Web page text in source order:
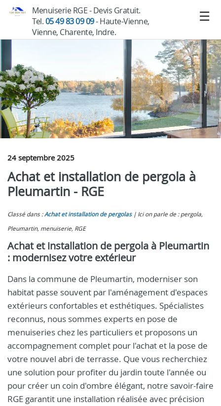
Menuiserie RGE - Devis Gratuit.
Tel.05 49 83 09 09- Haute-Vienne,
Vienne, Charente, Indre.
24 septembre 2025
Achat et installation de pergola à
Pleumartin - RGE
Classé dans :Achat et installation de pergolas
Ici on parle de : pergola,
Pleumartin, menuiserie, RGE
Achat et installation de pergola à Pleumartin
: modernisez votre extérieur
Dans la commune de Pleumartin, moderniser son
habitat passe souvent par l'aménagement d'espaces
extérieurs confortables et esthétiques. Spécialistes
reconnus, nous sommes experts en pose de
menuiseries chez les particuliers et proposons un
accompagnement complet pour l'achat et la pose de
votre nouvel abri de terrasse. Que vous recherchiez
une solution pour profiter du jardin toute l'année ou
pour créer un coin d'ombre élégant, notre savoir-faire
RGE garantit une installation réalisée avec précision